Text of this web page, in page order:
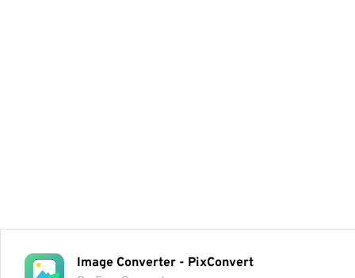
Image Converter - PixConvert